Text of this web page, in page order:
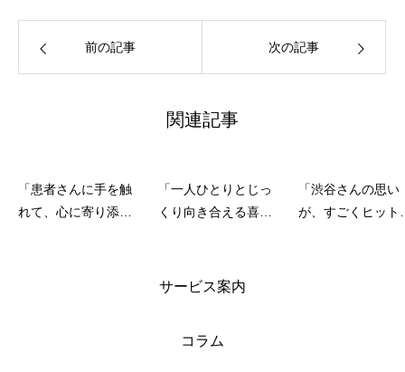
前の記事 次の記事
関連記事
「患者さんに手を触
れて、心に寄り添う
「一人ひとりとじっ
くり向き合える喜
語る訪問看護の魅力
「渋谷さんの思い
が、すごくヒット
サービス案内
コラム